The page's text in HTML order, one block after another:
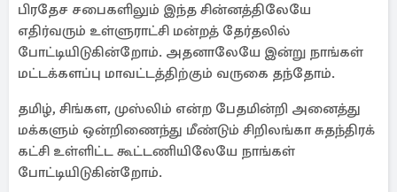
பிரதேச சபைகளிலும் இந்த சின்னத்திலேயே
எதிர்வரும் உள்ளுராட்சி மன்றத் தேர்தலில்
போட்டியிடுகின்றோம். அதனாலேயே இன்று நாங்கள்
மட்டக்களப்பு மாவட்டத்திற்கும் வருகை தந்தோம்.
தமிழ், சிங்கள, முஸ்லிம் என்ற பேதமின்றி அனைத்து
மக்களும் ஒன்றிணைந்து மீண்டும் சிறிலங்கா சுதந்திரக்
கட்சி உள்ளிட்ட கூட்டணியிலேயே நாங்கள்
போட்டியிடுகின்றோம்.